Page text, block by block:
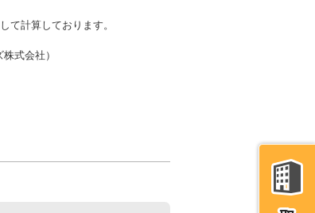
計算しております。
式会社）